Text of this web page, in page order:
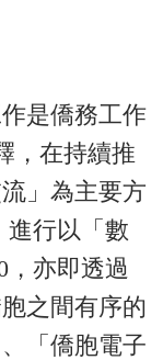
是僑務工作
，在持續推
」為主要方
進行以「數
亦即透過
之間有序的
「僑胞電子